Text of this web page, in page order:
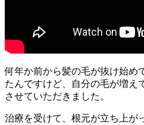
何年か前から髪の毛が抜け始め
たんですけど、自分の毛が増え
させていただきました。
治療を受けて、根元が立ち上が